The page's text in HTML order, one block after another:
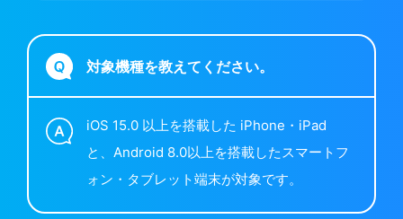
対象機種を教えてください。
iOS 15.0 以上を搭載した iPhone・iPad
と、Android 8.0以上を搭載したスマートフ
ォン・タブレット端末が対象です。